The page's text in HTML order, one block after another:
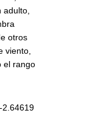
adulto,
otros
viento,
el rango
-2.64619